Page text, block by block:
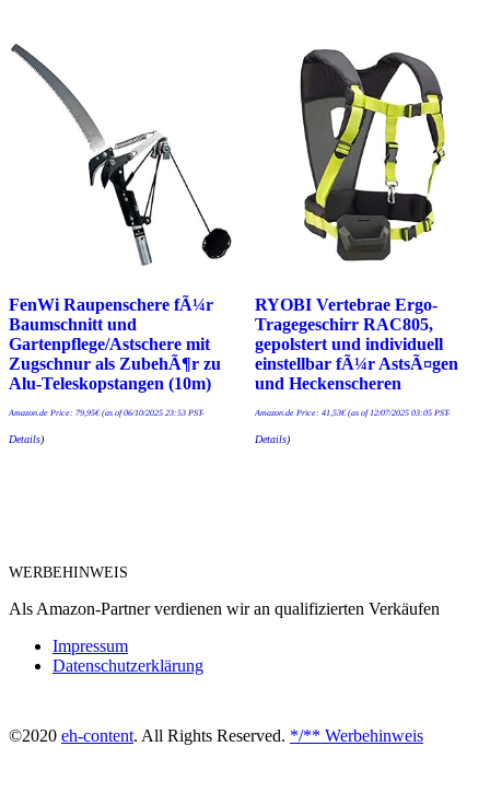
FenWi Raupenschere fÃ¼r
Baumschnitt und
Gartenpflege/Astschere mit
Zugschnur als ZubehÃ¶r zu
Alu-Teleskopstangen (10m)
Amazon.de Price: 79,95€(as of 06/10/2025 23:53 PST-
Details)
RYOBI Vertebrae Ergo-
Tragegeschirr RAC805,
gepolstert und individuell
einstellbar fÃ¼r AstsÃ¤gen
und Heckenscheren
Amazon.de Price: 41,53€(as of 12/07/2025 03:05 PST-
Details)
WERBEHINWEIS
Als Amazon-Partner verdienen wir an qualifizierten Verkäufen
Impressum
Datenschutzerklärung
©2020 eh-content. All Rights Reserved. */** Werbehinweis